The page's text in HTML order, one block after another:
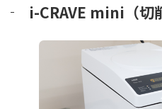
i-CRAVE mini（切